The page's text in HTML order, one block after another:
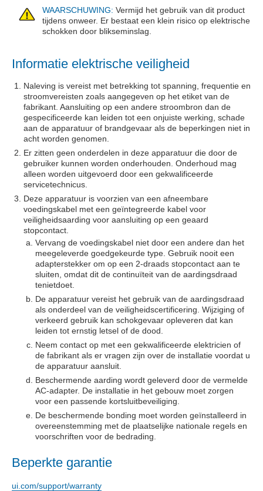
WAARSCHUWING: Vermijd het gebruik van dit product
tijdens onweer. Er bestaat een klein risico op elektrische
schokken door blikseminslag.
Informatie elektrische veiligheid
Naleving is vereist met betrekking tot spanning, frequentie en
stroomvereisten zoals aangegeven op het etiket van de
fabrikant. Aansluiting op een andere stroombron dan de
gespecificeerde kan leiden tot een onjuiste werking, schade
aan de apparatuur of brandgevaar als de beperkingen niet in
acht worden genomen.
Er zitten geen onderdelen in deze apparatuur die door de
gebruiker kunnen worden onderhouden. Onderhoud mag
alleen worden uitgevoerd door een gekwalificeerde
servicetechnicus.
Deze apparatuur is voorzien van een afneembare
voedingskabel met een geïntegreerde kabel voor
veiligheidsaarding voor aansluiting op een geaard
stopcontact.
Vervang de voedingskabel niet door een andere dan het
meegeleverde goedgekeurde type. Gebruik nooit een
adapterstekker om op een 2-draads stopcontact aan te
sluiten, omdat dit de continuïteit van de aardingsdraad
tenietdoet.
De apparatuur vereist het gebruik van de aardingsdraad
als onderdeel van de veiligheidscertificering. Wijziging of
verkeerd gebruik kan schokgevaar opleveren dat kan
leiden tot ernstig letsel of de dood.
Neem contact op met een gekwalificeerde elektricien of
de fabrikant als er vragen zijn over de installatie voordat u
de apparatuur aansluit.
Beschermende aarding wordt geleverd door de vermelde
AC-adapter. De installatie in het gebouw moet zorgen
voor een passende kortsluitbeveiliging.
De beschermende bonding moet worden geïnstalleerd in
overeenstemming met de plaatselijke nationale regels en
voorschriften voor de bedrading.
Beperkte garantie
ui.com/support/warranty